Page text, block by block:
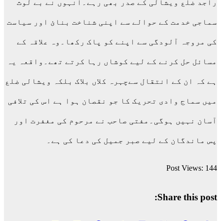
راجد ضلع ویشالی کے صدر بھی رہے۔انہوں نے بے لوث
سماجی خدمت کے حوالے سے اپنی شناخت بنائ اور سیاست
کی مروجہ آلودگی سے اپنے کو پاک رکھا۔وہ علاقہ کے
مسائل حل کرنے کے لیے کوشاں رہا کرتے تھے۔واقعہ یہ
ہے کہ ان کے انتقال سےچہرہ کلاں بلاک بلکہ ویشالی ضلع
میں سماج وادی تحریک کا جو نقصان ہوا ہے اس کی تلافی
آسان نہیں ہوگی۔مفتی صاحب نے مرحوم کی مغفرت اور
پس ماندگان کے لیے صبر جمیل کی دعا کی ہے۔
Post Views: 144
Share this post: